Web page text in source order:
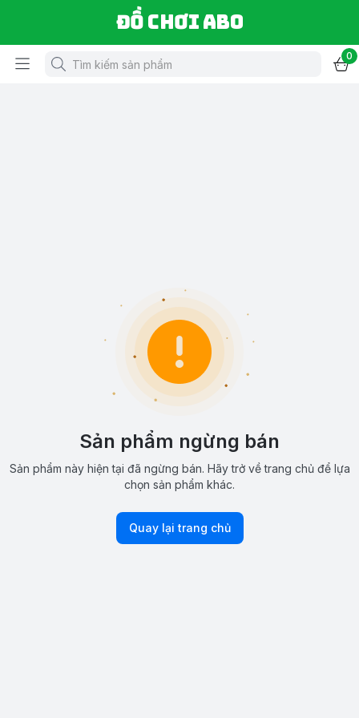
Đồ chơi ABO
0
Sản phẩm ngừng bán
Sản phẩm này hiện tại đã ngừng bán. Hãy trở về trang chủ để lựa
chọn sản phẩm khác.
Quay lại trang chủ